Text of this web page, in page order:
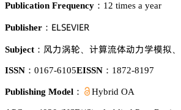
Publication Frequency： 12 times a year
Publisher： 乊欄偌乊妯喊乊葤
Subject： 祧瀎焕嫪、 嫛躡藠俷鿞瀎惒憙塘、
ISSN： 0167-6105EISSN： 1872-8197
Publishing Model： Hybrid OA